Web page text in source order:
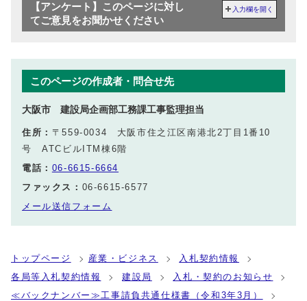
【アンケート】このページに対し
てご意見をお聞かせください
入力欄を開く
このページの作成者・問合せ先
大阪市 建設局企画部工務課工事監理担当
住所： 〒559-0034 大阪市住之江区南港北2丁目1番10
号 ATCビルITM棟6階
電話： 06-6615-6664
ファックス： 06-6615-6577
メール送信フォーム
トップページ 産業・ビジネス
入札契約情報
各局等入札契約情報
建設局
入札・契約のお知らせ
≪バックナンバー≫工事請負共通仕様書（令和3年3月）